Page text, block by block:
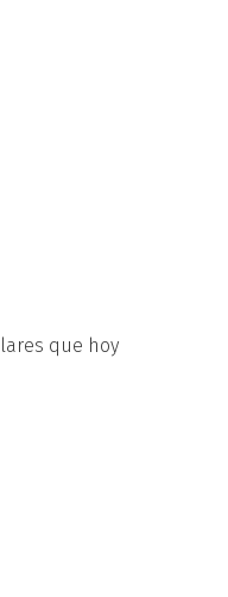
que hoy